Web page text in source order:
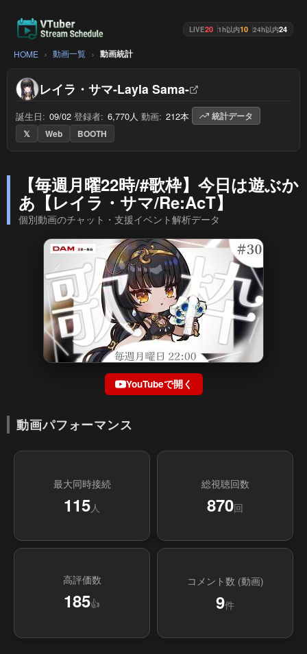
LIVE20 1h以内10 24h以内24
HOME 動画一覧 動画統計
レイラ・サマ-Layla Sama-
誕生日: 09/02 登録者: 6,770人 動画: 212本
統計データ
𝕏
Web BOOTH
【毎週月曜22時/#歌枠】今日は遊ぶか
あ【レイラ・サマ/Re:AcT】
個別動画のチャット・支援イベント解析データ
YouTubeで開く
動画パフォーマンス
最大同時接続
115人
総視聴回数
870回
高評価数
185👍
コメント数 (動画)
9件